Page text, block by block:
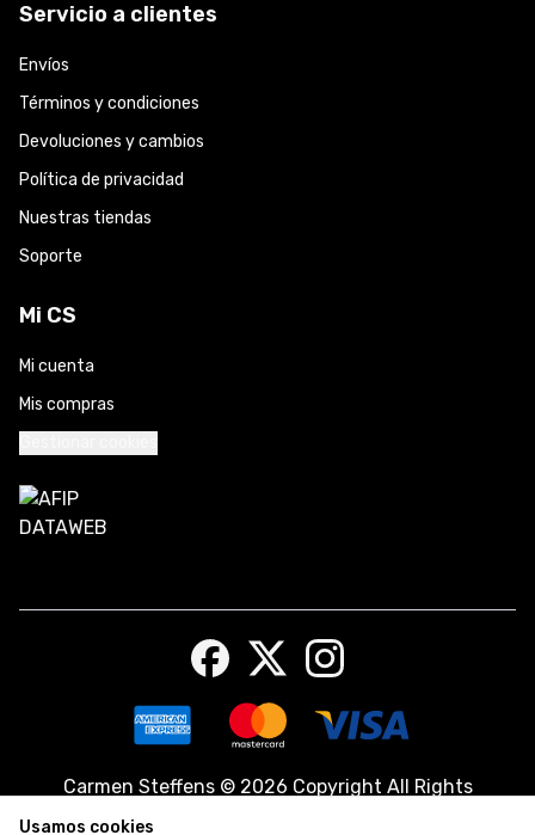
Servicio a clientes
Envíos
Términos y condiciones
Devoluciones y cambios
Política de privacidad
Nuestras tiendas
Soporte
Mi CS
Mi cuenta
Mis compras
Carmen Steffens© 2026 Copyright All Rights
Usamos cookies